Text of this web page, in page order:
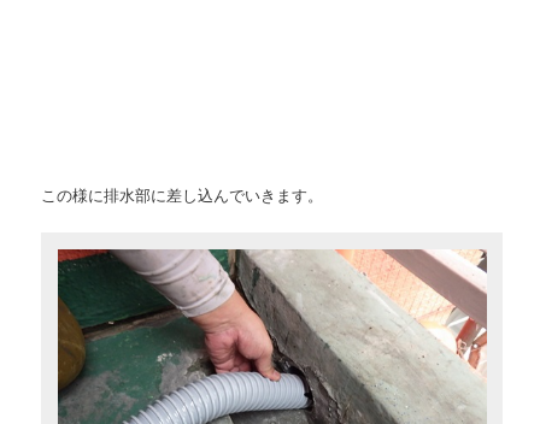
この様に排水部に差し込んでいきます。